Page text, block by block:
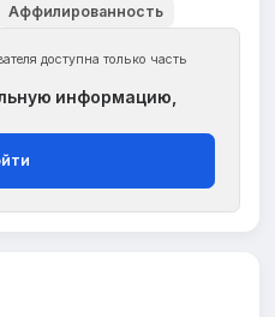
Аффилированность
доступна только часть
информацию,